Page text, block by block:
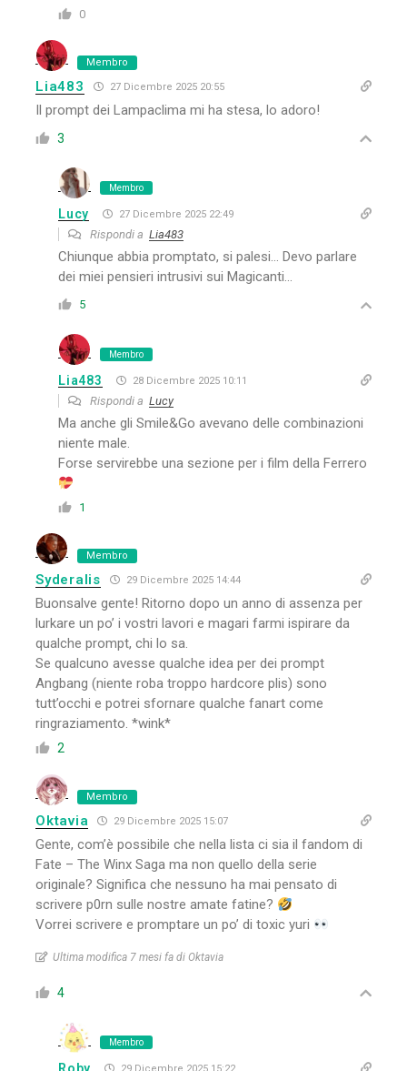
0
Membro
Lia483 27 Dicembre 2025 20:55
Il prompt dei Lampaclima mi ha stesa, lo adoro!
3
Membro
Lucy 27 Dicembre 2025 22:49
Rispondi aLia483
Chiunque abbia promptato, si palesi… Devo parlare
dei miei pensieri intrusivi sui Magicanti…
5
Membro
Lia483 28 Dicembre 2025 10:11
Rispondi aLucy
Ma anche gli Smile&Go avevano delle combinazioni
niente male.
Forse servirebbe una sezione per i film della Ferrero
1
Membro
Syderalis 29 Dicembre 2025 14:44
Buonsalve gente! Ritorno dopo un anno di assenza per
lurkare un po’ i vostri lavori e magari farmi ispirare da
qualche prompt, chi lo sa.
Se qualcuno avesse qualche idea per dei prompt
Angbang (niente roba troppo hardcore plis) sono
tutt’occhi e potrei sfornare qualche fanart come
ringraziamento. *wink*
2
Membro
Oktavia 29 Dicembre 2025 15:07
Gente, com’è possibile che nella lista ci sia il fandom di
Fate – The Winx Saga ma non quello della serie
originale? Significa che nessuno ha mai pensato di
scrivere p0rn sulle nostre amate fatine?
Vorrei scrivere e promptare un po’ di toxic yuri
Ultima modifica 7 mesi fa di Oktavia
4
Membro